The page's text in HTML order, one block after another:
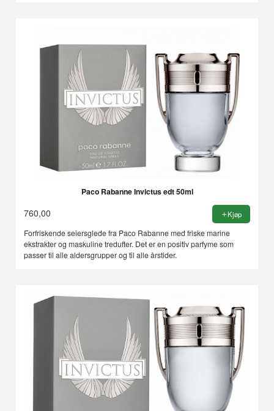
Paco Rabanne Invictus edt 50ml
760,00 Kjøp
Forfriskende seiersglede fra Paco Rabanne med friske marine
ekstrakter og maskuline tredufter. Det er en positiv parfyme som
passer til alle aldersgrupper og til alle årstider.